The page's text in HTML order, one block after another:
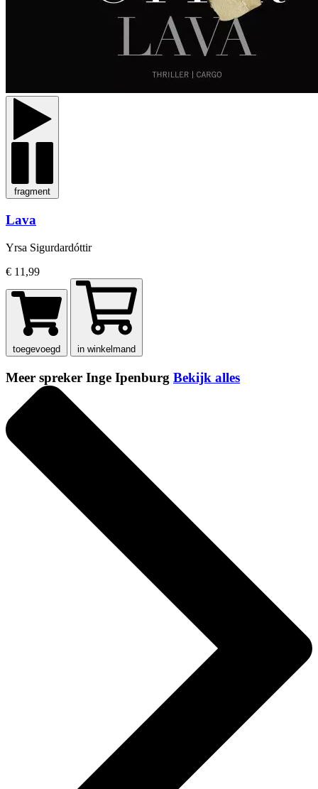
fragment
Lava
Yrsa Sigurdardóttir
€ 11,99
toegevoegd in winkelmand
Meer spreker Inge Ipenburg Bekijk alles